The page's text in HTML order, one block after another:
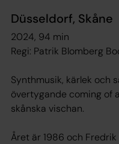
Düsseldorf, Skåne
2024, 94 min
Regi: Patrik Blomberg
Synthmusik, kärlek och
övertygande coming of
skånska vischan.
Året är 1986 och